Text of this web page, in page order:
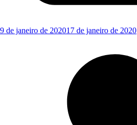
9 de janeiro de 202017 de janeiro de 2020